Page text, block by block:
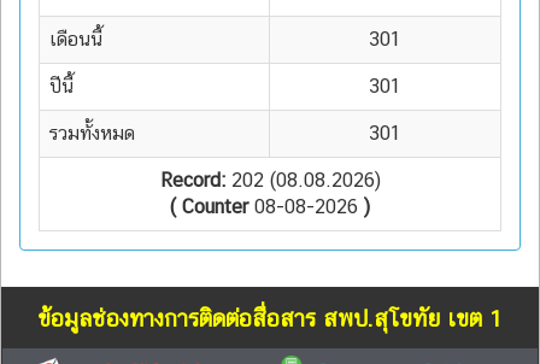
เดือนนี้ 301
ปีนี้ 301
รวมทั้งหมด 301
Record:202 (08.08.2026)
( Counter08-08-2026 )
ข้อมูลช่องทางการติดต่อสื่อสาร สพป.สุโขทัย เขต 1